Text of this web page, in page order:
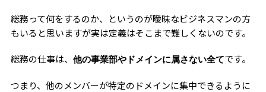
総務って何をするのか、というのが曖昧なビジネスマンの方
もいると思いますが実は定義はそこまで難しくないのです。
総務の仕事は、 他の事業部やドメインに属さない全てです。
つまり、他のメンバーが特定のドメインに集中できるように